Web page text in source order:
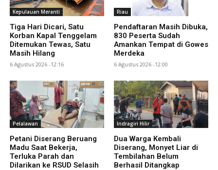
Kepulauan Meranti
Tiga Hari Dicari, Satu
Korban Kapal Tenggelam
Ditemukan Tewas, Satu
Masih Hilang
6 Agustus 2026 -12:16
Riau
Pendaftaran Masih Dibuka,
830 Peserta Sudah
Amankan Tempat di Gowes
Merdeka
6 Agustus 2026 -12:00
Pelalawan
Petani Diserang Beruang
Madu Saat Bekerja,
Terluka Parah dan
Dilarikan ke RSUD Selasih
Indragiri Hilir
Dua Warga Kembali
Diserang, Monyet Liar di
Tembilahan Belum
Berhasil Ditangkap